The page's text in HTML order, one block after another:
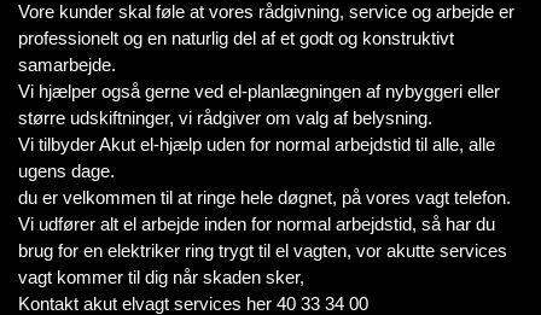
Vore kunder skal føle at vores rådgivning, service og arbejde er
professionelt og en naturlig del af et godt og konstruktivt
samarbejde.
Vi hjælper også gerne ved el-planlægningen af nybyggeri eller
større udskiftninger, vi rådgiver om valg af belysning.
Vi tilbyder Akut el-hjælp uden for normal arbejdstid til alle, alle
ugens dage.
du er velkommen til at ringe hele døgnet, på vores vagt telefon.
Vi udfører alt el arbejde inden for normal arbejdstid, så har du
brug for en elektriker ring trygt til el vagten, vor akutte services
vagt kommer til dig når skaden sker,
Kontakt akut elvagt services her 40 33 34 00